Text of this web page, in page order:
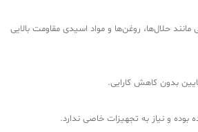
مانند حلال‌ها، روغن‌ها و مواد اسیدی مقاومت بالایی
بدون کاهش کارایی.
بوده و نیاز به تجهیزات خاصی ندارد.